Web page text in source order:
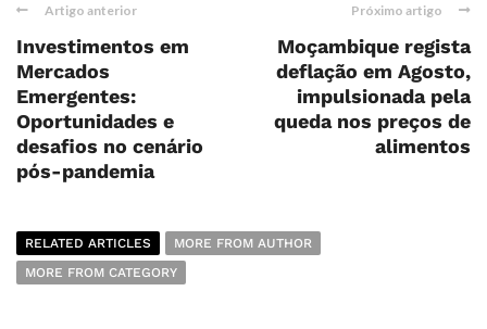
Artigo anterior
Investimentos em
Mercados
Emergentes:
Oportunidades e
desafios no cenário
pós-pandemia
Próximo artigo
Moçambique regista
deflação em Agosto,
impulsionada pela
queda nos preços de
alimentos
RELATED ARTICLES
MORE FROM AUTHOR
MORE FROM CATEGORY